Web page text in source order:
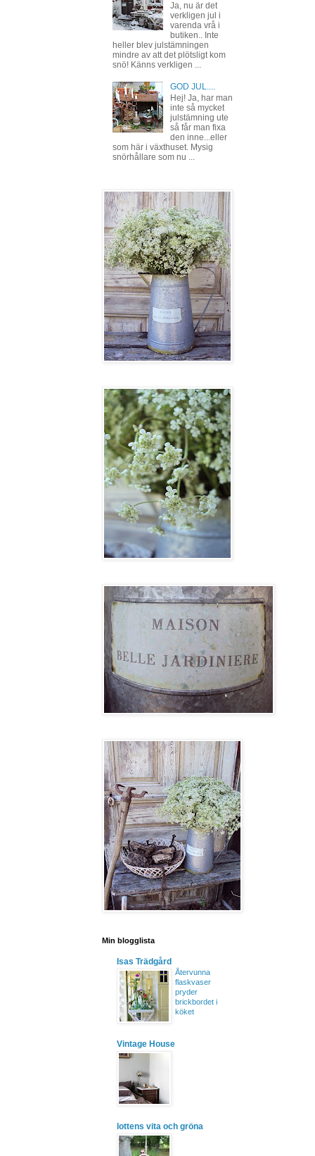
Ja, nu är det
verkligen jul i
varenda vrå i
butiken.. Inte
heller blev julstämningen
mindre av att det plötsligt kom
snö! Känns verkligen ...
GOD JUL....
Hej! Ja, har man
inte så mycket
julstämning ute
så får man fixa
den inne...eller
som här i växthuset. Mysig
snörhållare som nu ...
Min blogglista
Isas Trädgård
Återvunna
flaskvaser
pryder
brickbordet i
köket
Vintage House
lottens vita och gröna